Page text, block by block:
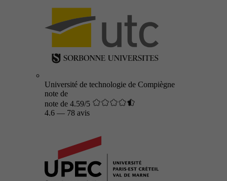
Université de technologie de Compiègne
note de
note de 4.59/5
4.6 — 78 avis